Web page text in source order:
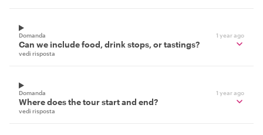
Domanda 1 year ago
Can we include food, drink stops, or tastings?
vedi risposta
Domanda 1 year ago
Where does the tour start and end?
vedi risposta